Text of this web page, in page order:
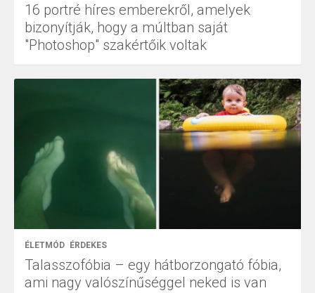
16 portré híres emberekről, amelyek
bizonyítják, hogy a múltban saját
"Photoshop" szakértőik voltak
ÉLETMÓD ÉRDEKES
Talasszofóbia – egy hátborzongató fóbia,
ami nagy valószínűséggel neked is van